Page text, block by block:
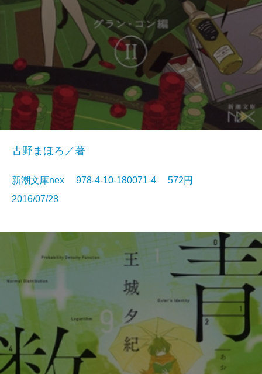
古野まほろ／著
新潮文庫nex 978-4-10-180071-4 572円
2016/07/28